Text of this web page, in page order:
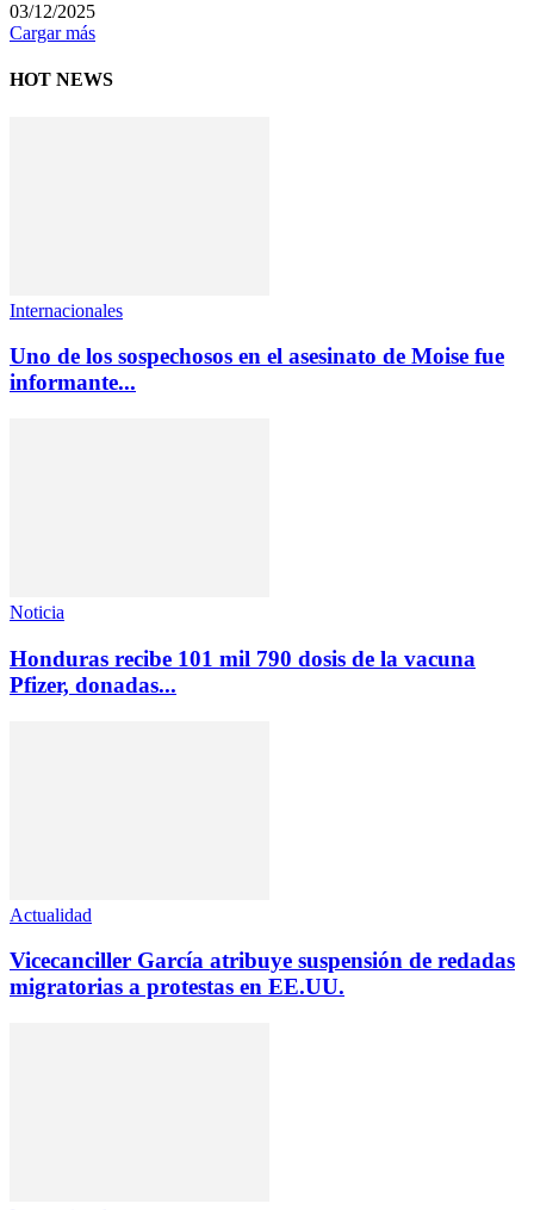
03/12/2025
Cargar más
HOT NEWS
Internacionales
Uno de los sospechosos en el asesinato de Moise fue
informante...
Noticia
Honduras recibe 101 mil 790 dosis de la vacuna
Pfizer, donadas...
Actualidad
Vicecanciller García atribuye suspensión de redadas
migratorias a protestas en EE.UU.